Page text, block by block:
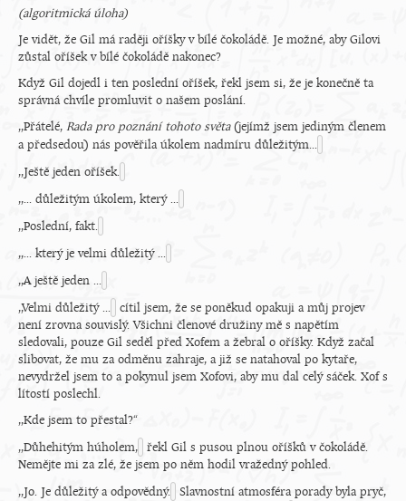
(algoritmická úloha)
Je vidět, že Gil má raději oříšky v bílé čokoládě. Je možné, aby Gilovi
zůstal oříšek v bílé čokoládě nakonec?
Když Gil dojedl i ten poslední oříšek, řekl jsem si, že je konečně ta
správná chvíle promluvit o našem poslání.
,,Přátelé, Rada pro poznání tohoto světa(jejímž jsem jediným členem
a předsedou) nás pověřila úkolem nadmíru důležitým...
,,Ještě jeden oříšek.
,,... důležitým úkolem, který ...
,,Poslední, fakt.
,,... který je velmi důležitý ...
,,A ještě jeden ...
,,Velmi důležitý ... cítil jsem, že se poněkud opakuji a můj projev
není zrovna souvislý. Všichni členové družiny mě s napětím
sledovali, pouze Gil seděl před Xofem a žebral o oříšky. Když začal
slibovat, že mu za odměnu zahraje, a již se natahoval po kytaře,
nevydržel jsem to a pokynul jsem Xofovi, aby mu dal celý sáček. Xof s
lítostí poslechl.
,,Kde jsem to přestal?“
,,Důhehitým húholem, řekl Gil s pusou plnou oříšků v čokoládě.
Nemějte mi za zlé, že jsem po něm hodil vražedný pohled.
,,Jo. Je důležitý a odpovědný. Slavnostní atmosféra porady byla pryč,